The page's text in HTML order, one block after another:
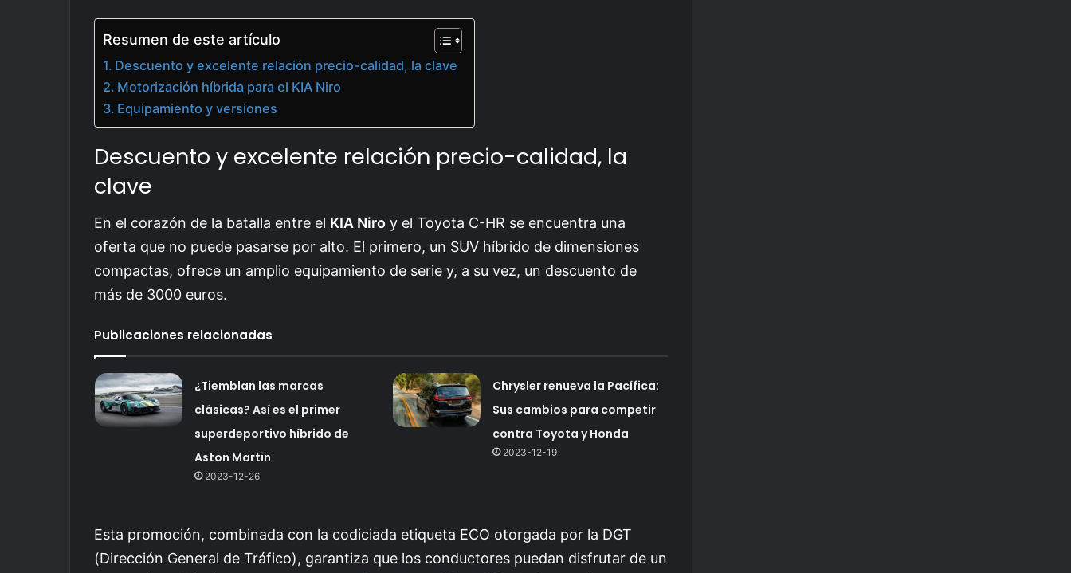
Resumen de este artículo
Descuento y excelente relación precio-calidad, la clave
Motorización híbrida para el KIA Niro
Equipamiento y versiones
Descuento y excelente relación precio-calidad, la
clave
En el corazón de la batalla entre el KIA Niro y el Toyota C-HR se encuentra una
oferta que no puede pasarse por alto. El primero, un SUV híbrido de dimensiones
compactas, ofrece un amplio equipamiento de serie y, a su vez, un descuento de
más de 3000 euros.
Publicaciones relacionadas
¿Tiemblan las marcas
clásicas? Así es el primer
superdeportivo híbrido de
Aston Martin
2023-12-26
Chrysler renueva la Pacífica:
Sus cambios para competir
contra Toyota y Honda
2023-12-19
Esta promoción, combinada con la codiciada etiqueta ECO otorgada por la DGT
(Dirección General de Tráfico), garantiza que los conductores puedan disfrutar de un